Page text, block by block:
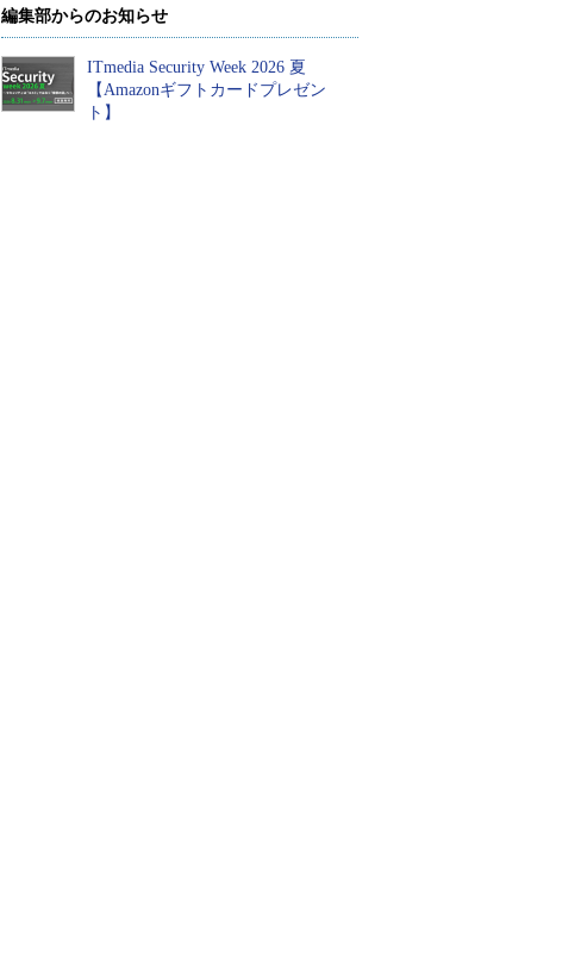
編集部からのお知らせ
ITmedia Security Week 2026 夏
【Amazonギフトカードプレゼン
ト】